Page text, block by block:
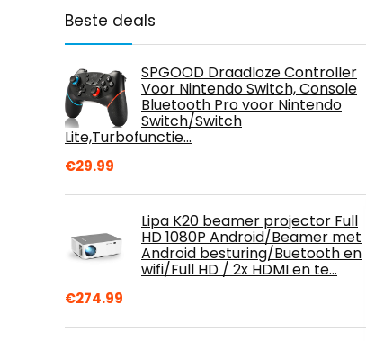
Beste deals
SPGOOD Draadloze Controller
Voor Nintendo Switch, Console
Bluetooth Pro voor Nintendo
Switch/Switch
Lite,Turbofunctie…
€29.99
Lipa K20 beamer projector Full
HD 1080P Android/Beamer met
Android besturing/Buetooth en
wifi/Full HD / 2x HDMI en te…
€274.99